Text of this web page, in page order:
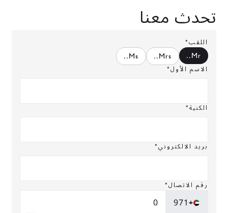
تحدث معنا
اللقب*
Mr.
.
Mrs.
.
Ms.
.
الاسم الأول*
الكنية*
بريد الالكتروني*
رقم الاتصال*
+971